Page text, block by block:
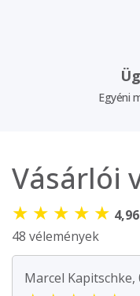
Egyéni
Vásárlói
★ ★ ★ ★ ★ 4,96
48 vélemények
Marcel Kapitschke,